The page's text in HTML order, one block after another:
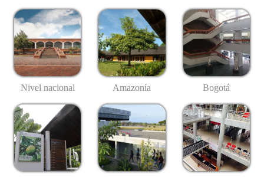
Nivel nacional Amazonía Bogotá